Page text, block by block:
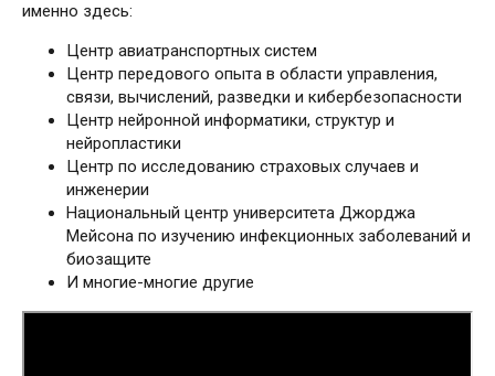
именно здесь:
Центр авиатранспортных систем
Центр передового опыта в области управления,
связи, вычислений, разведки и кибербезопасности
Центр нейронной информатики, структур и
нейропластики
Центр по исследованию страховых случаев и
инженерии
Национальный центр университета Джорджа
Мейсона по изучению инфекционных заболеваний и
биозащите
И многие-многие другие